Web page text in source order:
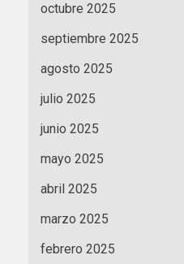
octubre 2025
septiembre 2025
agosto 2025
julio 2025
junio 2025
mayo 2025
abril 2025
marzo 2025
febrero 2025